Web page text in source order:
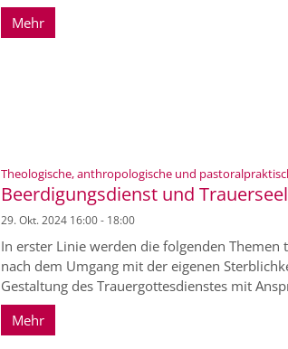
Mehr
Theologische, anthropologische und
Beerdigungsdienst und
29. Okt. 2024 16:00 - 18:00
In erster Linie werden die folgenden
nach dem Umgang mit der eigenen
Gestaltung des Trauergottesdienstes mit
Mehr